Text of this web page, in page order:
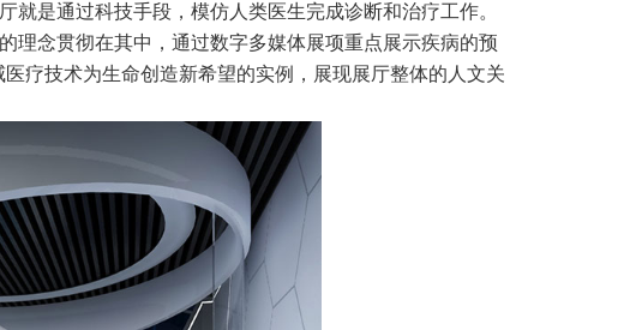
就是通过科技手段，模仿人类医生完成诊断和治疗工作。
理念贯彻在其中，通过数字多媒体展项重点展示疾病的预
疗技术为生命创造新希望的实例，展现展厅整体的人文关